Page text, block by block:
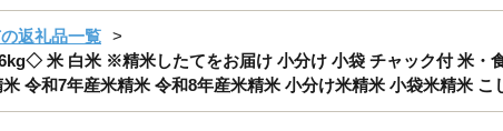
返礼品一覧
米 白米 ※精米したてをお届け 小分け 小袋 チャック付 米・
令和7年産米精米 令和8年産米精米 小分け米精米 小袋米精米 こ